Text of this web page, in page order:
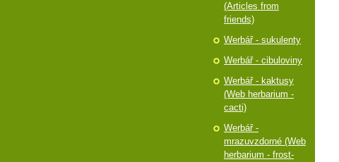
(Articles from
friends)
Werbář - sukulenty
Werbář - cibuloviny
Werbář - kaktusy
(Web herbarium -
cacti)
Werbář -
mrazuvzdorné (Web
herbarium - frost-